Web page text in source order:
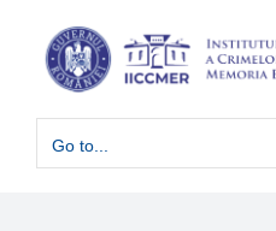
content
Go to...